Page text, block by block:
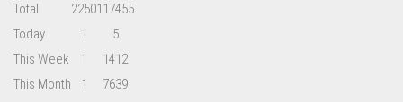
Total 2250117455
Today
1
5
This Week
1
1412
This Month
1 7639